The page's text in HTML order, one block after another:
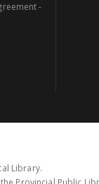
-
Library.